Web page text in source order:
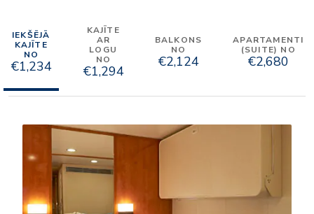
IEKŠĒJĀ
KAJĪTE
NO
€1,234
KAJĪTE
AR
LOGU
NO
€1,294
BALKONS
NO
€2,124
APARTAMENTI
(SUITE) NO
€2,680